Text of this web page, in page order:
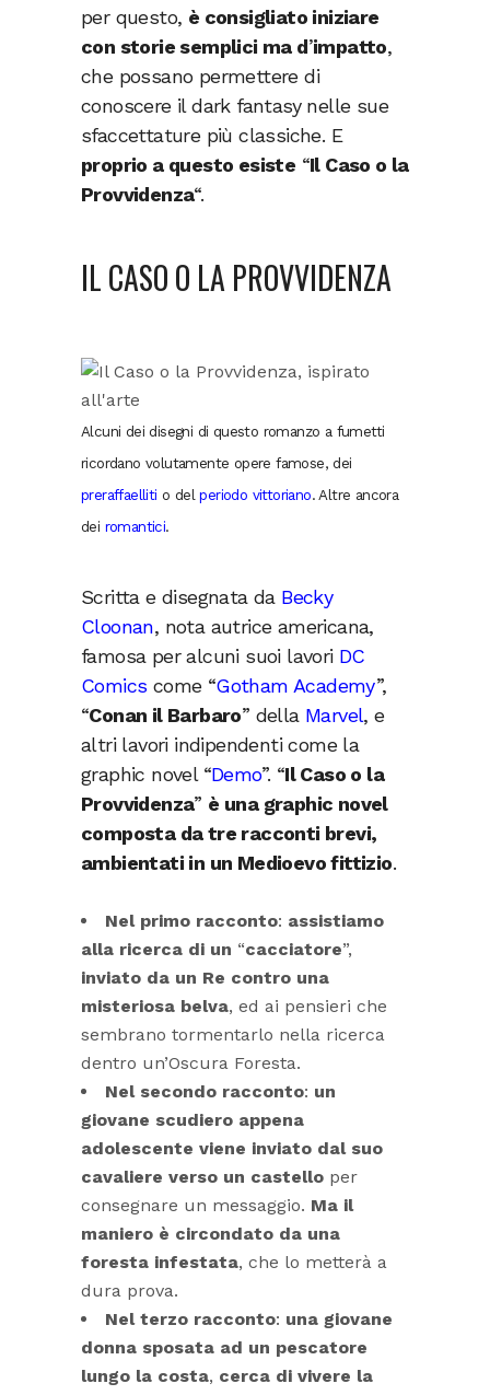
per questo, è consigliato iniziare
con storie semplici ma d’impatto,
che possano permettere di
conoscere il dark fantasy nelle sue
sfaccettature più classiche. E
proprio a questo esiste “Il Caso o la
Provvidenza“.
IL CASO O LA PROVVIDENZA
Alcuni dei disegni di questo romanzo a fumetti
ricordano volutamente opere famose, dei
preraffaelliti o delperiodo vittoriano. Altre ancora
dei romantici.
Scritta e disegnata da Becky
Cloonan, nota autrice americana,
famosa per alcuni suoi lavori DC
Comics come “Gotham Academy”,
“Conan il Barbaro” della Marvel, e
altri lavori indipendenti come la
graphic novel “Demo”. “Il Caso o la
Provvidenza” è una graphic novel
composta da tre racconti brevi,
ambientati in un Medioevo fittizio.
Nel primo racconto: assistiamo
alla ricerca di un “cacciatore”,
inviato da un Re contro una
misteriosa belva, ed ai pensieri che
sembrano tormentarlo nella ricerca
dentro un’Oscura Foresta.
Nel secondo racconto: un
giovane scudiero appena
adolescente viene inviato dal suo
cavaliere verso un castello per
consegnare un messaggio. Ma il
maniero è circondato da una
foresta infestata, che lo metterà a
dura prova.
Nel terzo racconto: una giovane
donna sposata ad un pescatore
lungo la costa, cerca di vivere la